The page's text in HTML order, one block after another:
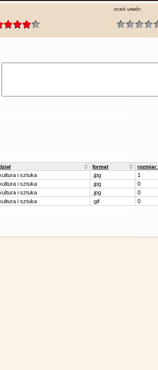
oceń utwór:
format rozmiar
i sztuka .jpg
1
i sztuka .jpg
0
i sztuka .jpg
0
i sztuka .gif 0